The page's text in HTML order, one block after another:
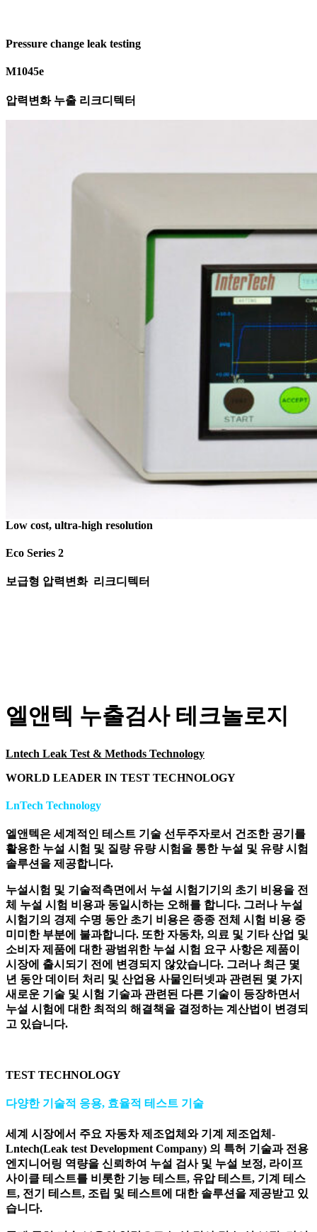
Pressure change leak testing
M1045e
압력변화 누출 리크디텍터
Low cost, ultra-high resolution
Eco Series 2
보급형 압력변화 리크디텍터
엘앤텍 누출검사 테크놀로지
Lntech Leak Test & Methods Technology
WORLD LEADER IN TEST TECHNOLOGY
LnTech Technology
엘앤텍은 세계적인 테스트 기술 선두주자로서 건조한 공기를
활용한 누설 시험 및 질량 유량 시험을 통한 누설 및 유량 시험
솔루션을 제공합니다.
누설시험 및 기술적측면에서 누설 시험기기의 초기 비용을 전
체 누설 시험 비용과 동일시하는 오해를 합니다. 그러나 누설
시험기의 경제 수명 동안 초기 비용은 종종 전체 시험 비용 중
미미한 부분에 불과합니다. 또한 자동차, 의료 및 기타 산업 및
소비자 제품에 대한 광범위한 누설 시험 요구 사항은 제품이
시장에 출시되기 전에 변경되지 않았습니다. 그러나 최근 몇
년 동안 데이터 처리 및 산업용 사물인터넷과 관련된 몇 가지
새로운 기술 및 시험 기술과 관련된 다른 기술이 등장하면서
누설 시험에 대한 최적의 해결책을 결정하는 계산법이 변경되
고 있습니다.
TEST TECHNOLOGY
다양한 기술적 응용, 효율적 테스트 기술
세계 시장에서 주요 자동차 제조업체와 기계 제조업체-
Lntech(Leak test Development Company) 의 특허 기술과 전용
엔지니어링 역량을 신뢰하여 누설 검사 및 누설 보정, 라이프
사이클 테스트를 비롯한 기능 테스트, 유압 테스트, 기계 테스
트, 전기 테스트, 조립 및 테스트에 대한 솔루션을 제공받고 있
습니다.